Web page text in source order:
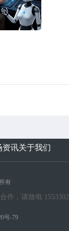
资讯关于我们
有
，请致电
号-79